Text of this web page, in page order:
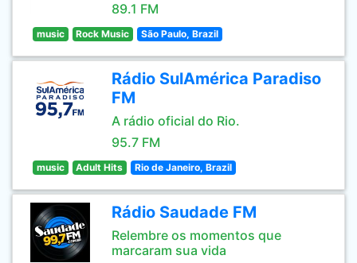
89.1 FM
music Rock Music São Paulo, Brazil
Rádio SulAmérica Paradiso
FM
A rádio oficial do Rio.
95.7 FM
music Adult Hits Rio de Janeiro, Brazil
Rádio Saudade FM
Relembre os momentos que
marcaram sua vida